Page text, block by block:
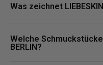
Was zeichnet
Formen und vielseitige
ergänzen.
Welche
BERLIN?